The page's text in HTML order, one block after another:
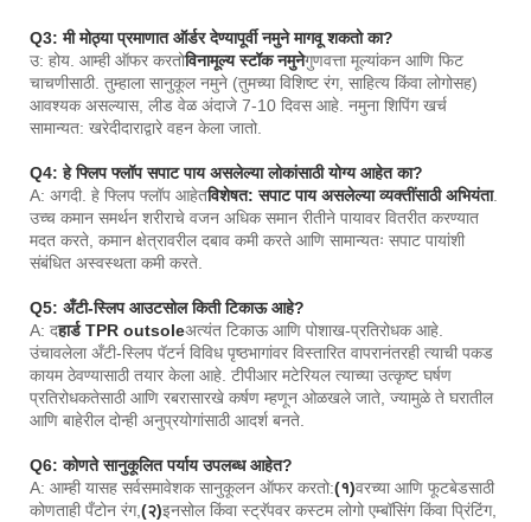
Q3: मी मोठ्या प्रमाणात ऑर्डर देण्यापूर्वी नमुने मागवू शकतो का?
उ: होय. आम्ही ऑफर करतोविनामूल्य स्टॉक नमुनेगुणवत्ता मूल्यांकन आणि फिट
चाचणीसाठी. तुम्हाला सानुकूल नमुने (तुमच्या विशिष्ट रंग, साहित्य किंवा लोगोसह)
आवश्यक असल्यास, लीड वेळ अंदाजे 7-10 दिवस आहे. नमुना शिपिंग खर्च
सामान्यत: खरेदीदाराद्वारे वहन केला जातो.
Q4: हे फ्लिप फ्लॉप सपाट पाय असलेल्या लोकांसाठी योग्य आहेत का?
A: अगदी. हे फ्लिप फ्लॉप आहेतविशेषत: सपाट पाय असलेल्या व्यक्तींसाठी अभियंता.
उच्च कमान समर्थन शरीराचे वजन अधिक समान रीतीने पायावर वितरीत करण्यात
मदत करते, कमान क्षेत्रावरील दबाव कमी करते आणि सामान्यतः सपाट पायांशी
संबंधित अस्वस्थता कमी करते.
Q5: अँटी-स्लिप आउटसोल किती टिकाऊ आहे?
A: दहार्ड TPR outsoleअत्यंत टिकाऊ आणि पोशाख-प्रतिरोधक आहे.
उंचावलेला अँटी-स्लिप पॅटर्न विविध पृष्ठभागांवर विस्तारित वापरानंतरही त्याची पकड
कायम ठेवण्यासाठी तयार केला आहे. टीपीआर मटेरियल त्याच्या उत्कृष्ट घर्षण
प्रतिरोधकतेसाठी आणि रबरासारखे कर्षण म्हणून ओळखले जाते, ज्यामुळे ते घरातील
आणि बाहेरील दोन्ही अनुप्रयोगांसाठी आदर्श बनते.
Q6: कोणते सानुकूलित पर्याय उपलब्ध आहेत?
A: आम्ही यासह सर्वसमावेशक सानुकूलन ऑफर करतो:(१)वरच्या आणि फूटबेडसाठी
कोणताही पँटोन रंग,(२)इनसोल किंवा स्ट्रॅपवर कस्टम लोगो एम्बॉसिंग किंवा प्रिंटिंग,